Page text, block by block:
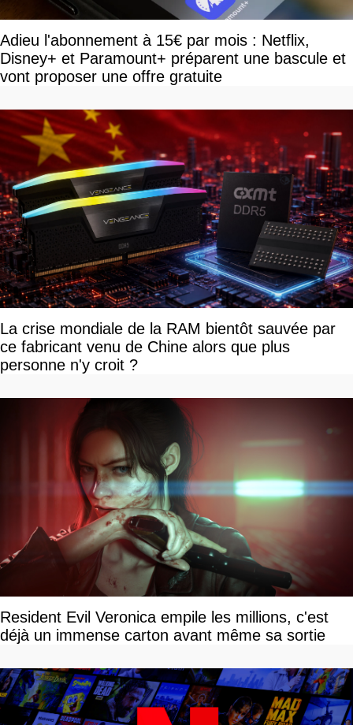
Adieu l'abonnement à 15€ par mois : Netflix,
Disney+ et Paramount+ préparent une bascule et
vont proposer une offre gratuite
La crise mondiale de la RAM bientôt sauvée par
ce fabricant venu de Chine alors que plus
personne n'y croit ?
Resident Evil Veronica empile les millions, c'est
déjà un immense carton avant même sa sortie